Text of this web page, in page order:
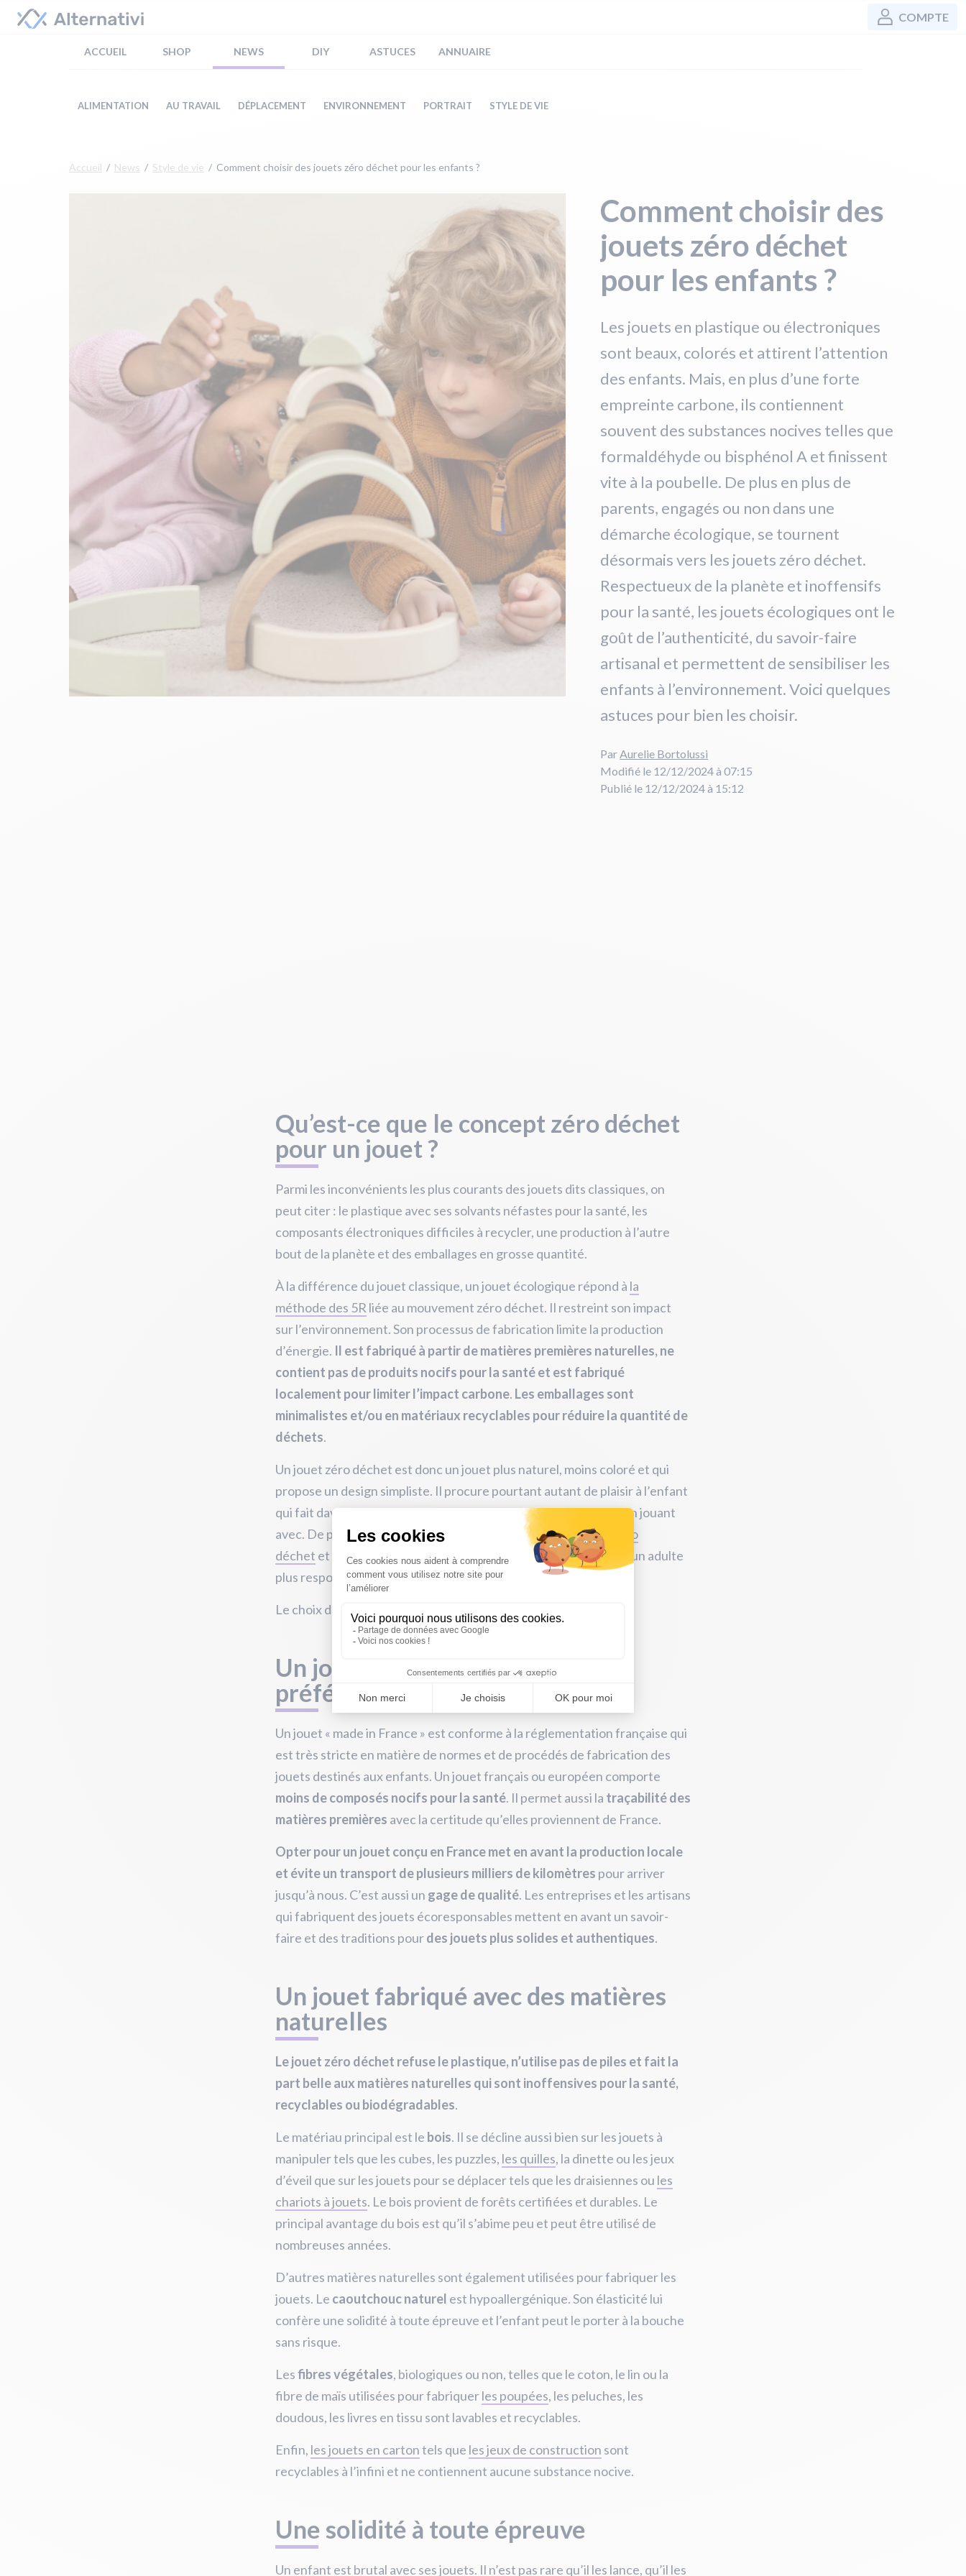
COMPTE
ACCUEIL SHOP NEWS DIY ASTUCES ANNUAIRE
ALIMENTATION AU TRAVAIL DÉPLACEMENT ENVIRONNEMENT PORTRAIT STYLE DE VIE
Accueil News Style de vie Comment choisir des jouets zéro déchet pour les enfants ?
Comment choisir des
jouets zéro déchet
pour les enfants ?
Les jouets en plastique ou électroniques
sont beaux, colorés et attirent l’attention
des enfants. Mais, en plus d’une forte
empreinte carbone, ils contiennent
souvent des substances nocives telles que
formaldéhyde ou bisphénol A et finissent
vite à la poubelle. De plus en plus de
parents, engagés ou non dans une
démarche écologique, se tournent
désormais vers les jouets zéro déchet.
Respectueux de la planète et inoffensifs
pour la santé, les jouets écologiques ont le
goût de l’authenticité, du savoir-faire
artisanal et permettent de sensibiliser les
enfants à l’environnement. Voici quelques
astuces pour bien les choisir.
ParAurelie Bortolussi
Modifié le 12/12/2024 à 07:15
Publié le 12/12/2024 à 15:12
Qu’est-ce que le concept zéro déchet
pour un jouet ?
Parmi les inconvénients les plus courants des jouets dits classiques, on
peut citer : le plastique avec ses solvants néfastes pour la santé, les
composants électroniques difficiles à recycler, une production à l’autre
bout de la planète et des emballages en grosse quantité.
À la différence du jouet classique, un jouet écologique répond à la
méthode des 5R liée au mouvement zéro déchet. Il restreint son impact
sur l’environnement. Son processus de fabrication limite la production
d’énergie. Il est fabriqué à partir de matières premières naturelles, ne
contient pas de produits nocifs pour la santé et est fabriqué
localement pour limiter l’impact carbone. Les emballages sont
minimalistes et/ou en matériaux recyclables pour réduire la quantité de
déchets.
Un jouet zéro déchet est donc un jouet plus naturel, moins coloré et qui
propose un design simpliste. Il procure pourtant autant de plaisir à l’enfant
qui fait davantage fonctionner son imagination et sa créativité en jouant
avec. De plus, un enfant sensibilisé dès son plus jeune âge au zéro
déchet et qui est habitué à jouer avec des jeux écologiques sera un adulte
plus responsable et respectueux de l’environnement.
Le choix de
Un jouet conçu en France de
préférence
Un jouet « made in France » est conforme à la réglementation française qui
est très stricte en matière de normes et de procédés de fabrication des
jouets destinés aux enfants. Un jouet français ou européen comporte
moins de composés nocifs pour la santé. Il permet aussi la traçabilité des
matières premières avec la certitude qu’elles proviennent de France.
Opter pour un jouet conçu en France met en avant la production locale
et évite un transport de plusieurs milliers de kilomètres pour arriver
jusqu’à nous. C’est aussi un gage de qualité. Les entreprises et les artisans
qui fabriquent des jouets écoresponsables mettent en avant un savoir-
faire et des traditions pourdes jouets plus solides et authentiques.
Un jouet fabriqué avec des matières
naturelles
Le jouet zéro déchet refuse le plastique, n’utilise pas de piles et fait la
part belle aux matières naturelles qui sont inoffensives pour la santé,
recyclables ou biodégradables.
Le matériau principal est le bois. Il se décline aussi bien sur les jouets à
manipuler tels que les cubes, les puzzles, les quilles, la dinette ou les jeux
d’éveil que sur les jouets pour se déplacer tels que les draisiennes ou les
chariots à jouets. Le bois provient de forêts certifiées et durables. Le
principal avantage du bois est qu’il s’abime peu et peut être utilisé de
nombreuses années.
D’autres matières naturelles sont également utilisées pour fabriquer les
jouets. Le caoutchouc naturel est hypoallergénique. Son élasticité lui
confère une solidité à toute épreuve et l’enfant peut le porter à la bouche
sans risque.
Lesfibres végétales, biologiques ou non, telles que le coton, le lin ou la
fibre de maïs utilisées pour fabriquerles poupées, les peluches, les
doudous, les livres en tissu sont lavables et recyclables.
Enfin, les jouets en cartontels que les jeux de construction sont
recyclables à l’infini et ne contiennent aucune substance nocive.
Une solidité à toute épreuve
Un enfant est brutal avec ses jouets. Il n’est pas rare qu’il les lance, qu’il les